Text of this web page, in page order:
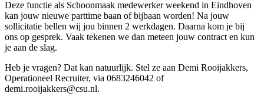
Deze functie als Schoonmaak medewerker weekend in Eindhoven
kan jouw nieuwe parttime baan of bijbaan worden! Na jouw
sollicitatie bellen wij jou binnen 2 werkdagen. Daarna kom je bij
ons op gesprek. Vaak tekenen we dan meteen jouw contract en kun
je aan de slag.
Heb je vragen? Dat kan natuurlijk. Stel ze aan Demi Rooijakkers,
Operationeel Recruiter, via 0683246042 of
demi.rooijakkers@csu.nl.